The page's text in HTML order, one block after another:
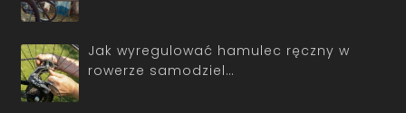
Jak wyregulować hamulec ręczny w
rowerze samodziel…